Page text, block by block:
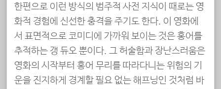
한편으로 이런 방식의 범주적 사전 지식이 때로는 영
화적 경험에 신선한 충격을 주기도 한다. 이 영화에
서 표면적으로 코미디에 가까워 보이는 것은 홍어를
추적하는 갱 듀오 뿐이다. 그 허술함과 장난스러움은
영화의 시작부터 홍어 무리를 따라다니는 위험의 기
운을 진지하게 경계할 필요 없는 해프닝인 것처럼 바